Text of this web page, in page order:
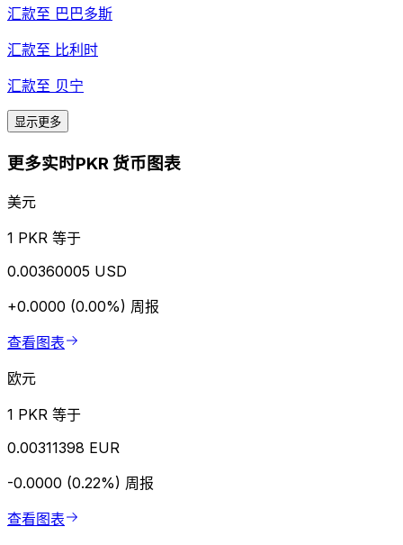
汇款至 巴巴多斯
汇款至 比利时
汇款至 贝宁
显示更多
更多实时PKR 货币图表
美元
1 PKR 等于
0.00360005 USD
+0.0000 (0.00%) 周报
查看图表
欧元
1 PKR 等于
0.00311398 EUR
-0.0000 (0.22%) 周报
查看图表